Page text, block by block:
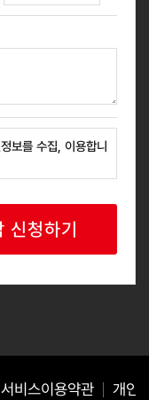
보를 수집, 이용합니
정 홍보 등 광고성
사용 목적 완료 후
서비스이용약관 개인